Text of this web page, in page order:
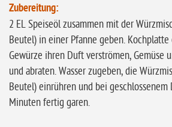
Zubereitung:
2 EL Speiseöl zusammen mit der
Beutel) in einer Pfanne geben.
Gewürze ihren Duft verströmen, Gemüse
und abraten. Wasser zugeben, die
Beutel) einrühren und bei geschlossenem
Minuten fertig garen.